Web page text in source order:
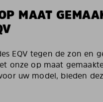
MAAT
EQV tegen de zon en
onze op maat
uw model, bieden